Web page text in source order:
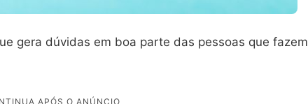
gera dúvidas em boa parte das pessoas que fazem